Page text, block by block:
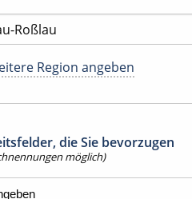
Region angeben
die Sie bevorzugen
möglich)